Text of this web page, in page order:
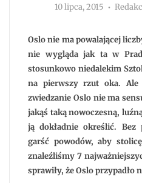
10 lipca, 2015 Autor
Oslo nie ma powalającej
nie wygląda jak ta w
stosunkowo niedalekim
na pierwszy rzut oka.
zwiedzanie Oslo nie ma
jakąś taką nowoczesną,
ją dokładnie określić. Bez
garść powodów, aby
znaleźliśmy 7
sprawiły, że Oslo przypadło